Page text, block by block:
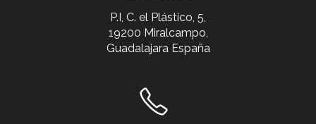
P.I, C. el Plástico, 5,
19200 Miralcampo,
Guadalajara España